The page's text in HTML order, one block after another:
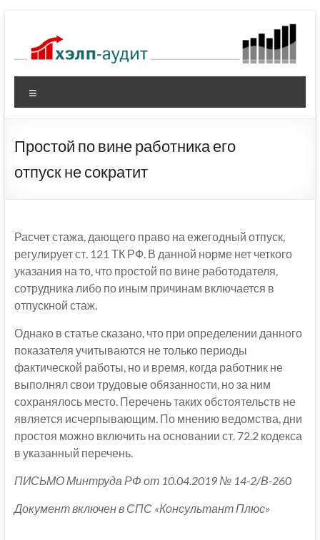
содержимому
Простой по вине работника его
отпуск не сократит
Расчет стажа, дающего право на ежегодный отпуск,
регулирует ст. 121 ТК РФ. В данной норме нет четкого
указания на то, что простой по вине работодателя,
сотрудника либо по иным причинам включается в
отпускной стаж.
Однако в статье сказано, что при определении данного
показателя учитываются не только периоды
фактической работы, но и время, когда работник не
выполнял свои трудовые обязанности, но за ним
сохранялось место. Перечень таких обстоятельств не
является исчерпывающим. По мнению ведомства, дни
простоя можно включить на основании ст. 72.2 кодекса
в указанный перечень.
ПИСЬМО Минтруда РФ от 10.04.2019 № 14-2/В-260
Документ включен в СПС «Консультант Плюс»